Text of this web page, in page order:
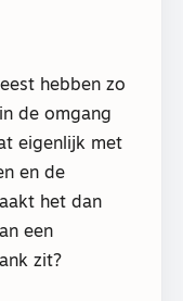
hebben zo
de omgang
eigenlijk met
en de
het dan
een
zit?